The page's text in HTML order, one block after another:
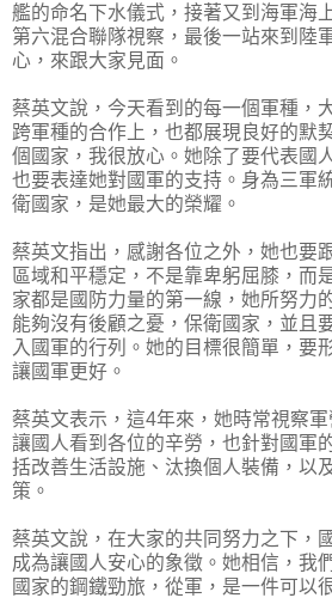
艦的命名下水儀式，接著又到海軍海
第六混合聯隊視察，最後一站來到陸
心，來跟大家見面。
蔡英文說，今天看到的每一個軍種，
跨軍種的合作上，也都展現良好的默
個國家，我很放心。她除了要代表國
也要表達她對國軍的支持。身為三軍
衛國家，是她最大的榮耀。
蔡英文指出，感謝各位之外，她也要
區域和平穩定，不是靠卑躬屈膝，而
家都是國防力量的第一線，她所努力
能夠沒有後顧之憂，保衛國家，並且
入國軍的行列。她的目標很簡單，要
讓國軍更好。
蔡英文表示，這4年來，她時常視察軍
讓國人看到各位的辛勞，也針對國軍
括改善生活設施、汰換個人裝備，以
策。
蔡英文說，在大家的共同努力之下，
成為讓國人安心的象徵。她相信，我
國家的鋼鐵勁旅，從軍，是一件可以